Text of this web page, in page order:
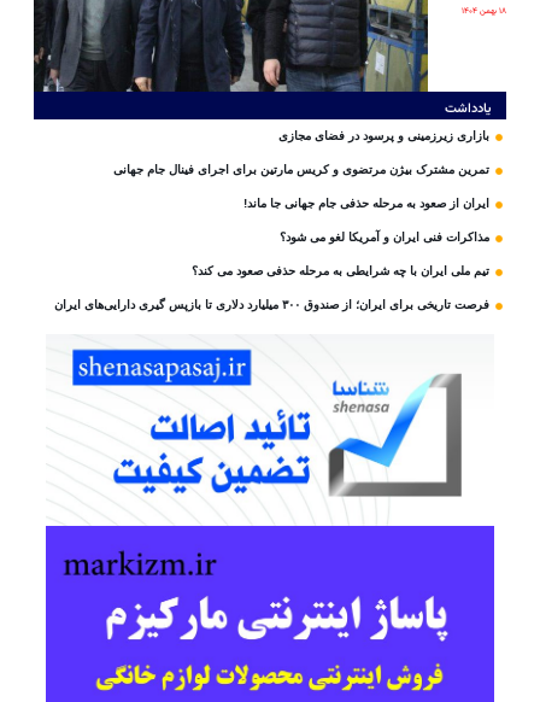
۱۸ بهمن ۱۴۰۴
یادداشت
بازاری زیرزمینی و پرسود در فضای مجازی
تمرین مشترک بیژن مرتضوی و کریس مارتین برای اجرای فینال جام جهانی
ایران از صعود به مرحله حذفی جام جهانی جا ماند!
مذاکرات فنی ایران و آمریکا لغو می شود؟
تیم ملی ایران با چه شرایطی به مرحله حذفی صعود می کند؟
فرصت تاریخی برای ایران؛ از صندوق ۳۰۰ میلیارد دلاری تا بازپس گیری دارایی‌های ایران